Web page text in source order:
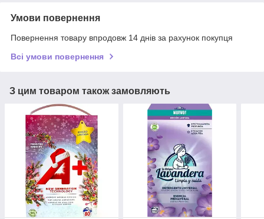
Умови повернення
Повернення товару впродовж 14 днів за рахунок покупця
Всі умови повернення
З цим товаром також замовляють